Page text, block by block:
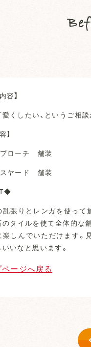
容】
くしたい、というご相談か
】
プローチ 舗装
スヤード 舗装
乱張りとレンガを使って
タイルを使て全体的な
楽しんでいただけます。
いなと思います。
ページへ戻る